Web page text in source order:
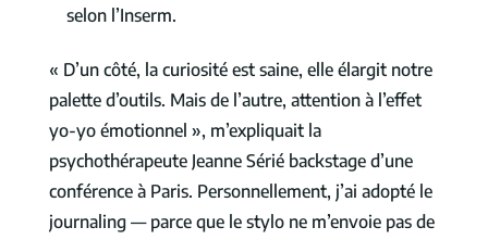
selon l’Inserm.
« D’un côté, la curiosité est saine, elle élargit notre
palette d’outils. Mais de l’autre, attention à l’effet
yo-yo émotionnel », m’expliquait la
psychothérapeute Jeanne Sérié backstage d’une
conférence à Paris. Personnellement, j’ai adopté le
journaling — parce que le stylo ne m’envoie pas de